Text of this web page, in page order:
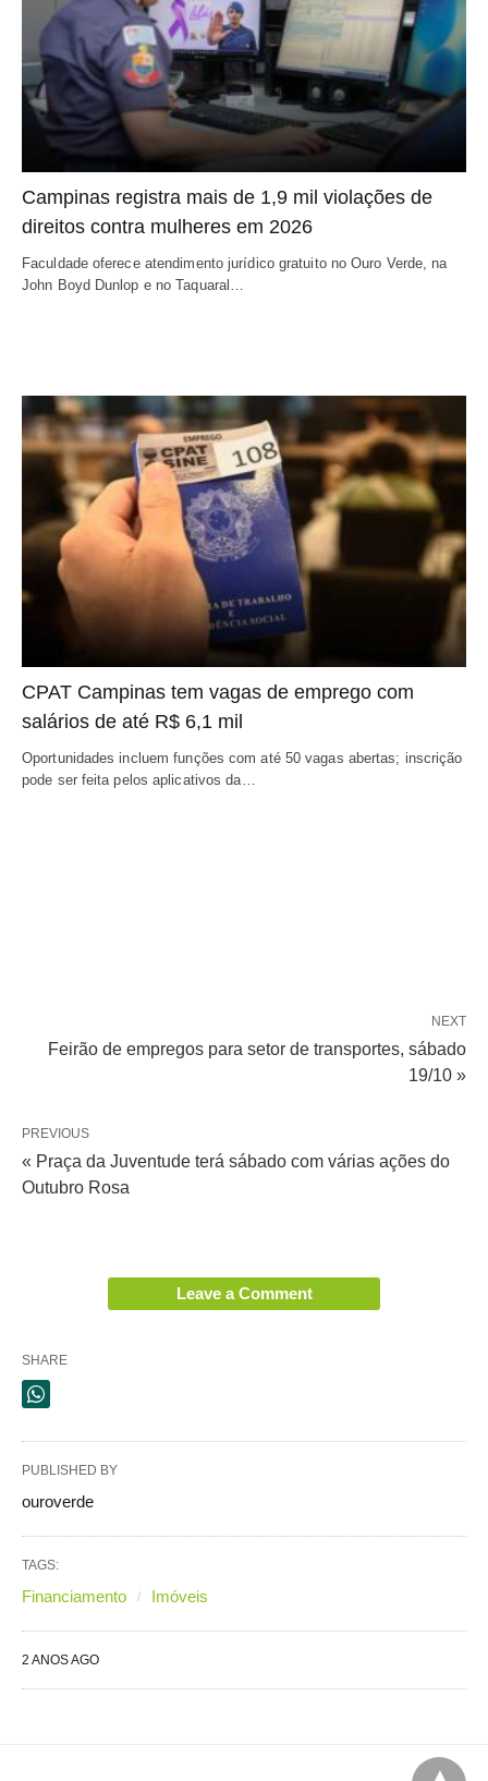
Campinas registra mais de 1,9 mil violações de
direitos contra mulheres em 2026
Faculdade oferece atendimento jurídico gratuito no Ouro Verde, na
John Boyd Dunlop e no Taquaral…
CPAT Campinas tem vagas de emprego com
salários de até R$ 6,1 mil
Oportunidades incluem funções com até 50 vagas abertas; inscrição
pode ser feita pelos aplicativos da…
NEXT
Feirão de empregos para setor de transportes, sábado
19/10 »
PREVIOUS
« Praça da Juventude terá sábado com várias ações do
Outubro Rosa
Leave a Comment
SHARE
PUBLISHED BY
ouroverde
TAGS:
Financiamento Imóveis
2 ANOS AGO